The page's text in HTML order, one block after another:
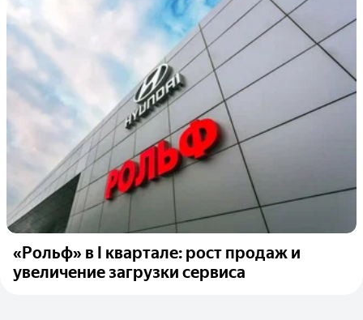
«Рольф» в I квартале: рост продаж и
увеличение загрузки сервиса